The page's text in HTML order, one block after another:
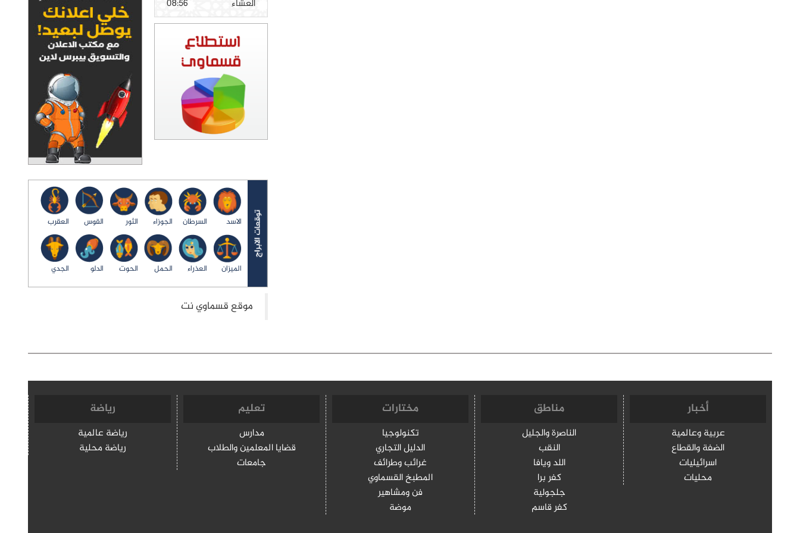
العشاء 08:56
الاسد السرطان الجوزاء الثور القوس العقرب
الميزان العذراء الحمل الحوت الدلو الجدي
أخبار
عربية وعالمية
الضفة والقطاع
اسرائيليات
محليات
مناطق
الناصرة والجليل
النقب
اللد ويافا
كفر برا
جلجولية
كفر قاسم
مختارات
تكنولوجيا
الدليل التجاري
غرائب وطرائف
المطبخ القسماوي
فن ومشاهير
موضة
تعليم
مدارس
قضايا المعلمين والطلاب
جامعات
رياضة
رياضة عالمية
رياضة محلية